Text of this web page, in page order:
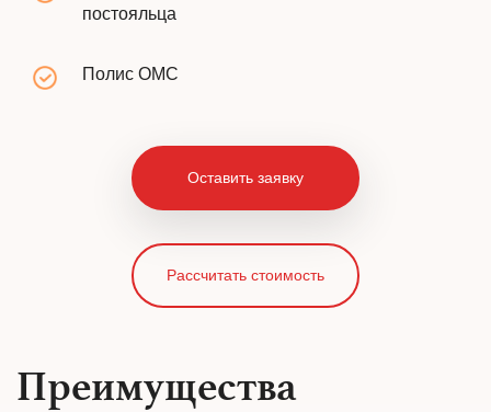
постояльца
Полис ОМС
Оставить заявку
Рассчитать стоимость
Преимущества